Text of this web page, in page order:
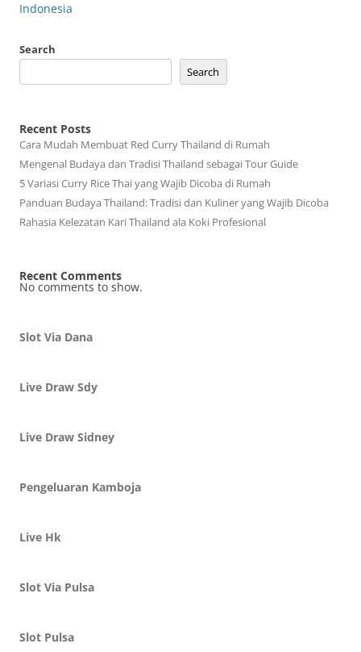
Indonesia
Search
Search
Recent Posts
Cara Mudah Membuat Red Curry Thailand di Rumah
Mengenal Budaya dan Tradisi Thailand sebagai Tour Guide
5 Variasi Curry Rice Thai yang Wajib Dicoba di Rumah
Panduan Budaya Thailand: Tradisi dan Kuliner yang Wajib Dicoba
Rahasia Kelezatan Kari Thailand ala Koki Profesional
Recent Comments
No comments to show.
Slot Via Dana
Live Draw Sdy
Live Draw Sidney
Pengeluaran Kamboja
Live Hk
Slot Via Pulsa
Slot Pulsa